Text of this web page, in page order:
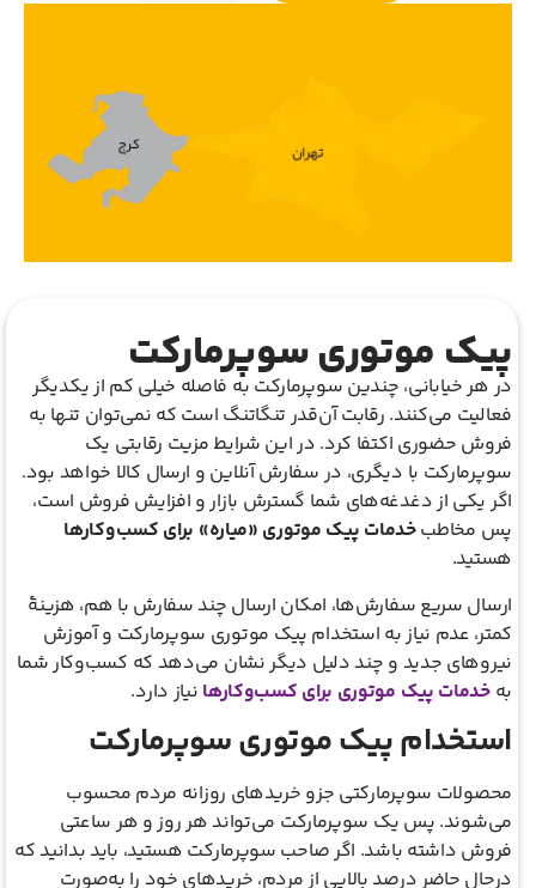
پیک موتوری سوپرمارکت
در هر خیابانی، چندین سوپرمارکت به فاصله خیلی کم از یکدیگر
فعالیت می‌کنند. رقابت آن‌قدر تنگاتنگ است که نمی‌توان تنها به
فروش حضوری اکتفا کرد. در این شرایط مزیت رقابتی یک
سوپرمارکت با دیگری، در سفارش آنلاین و ارسال کالا خواهد بود.
اگر یکی از دغدغه‌های شما گسترش بازار و افزایش فروش است،
پس مخاطبخدمات پیک موتوری «میاره» برای کسب‌وکارها
هستید.
ارسال سریع سفارش‌ها، امکان ارسال چند سفارش با هم، هزینۀ
کمتر، عدم نیاز به استخدام پیک موتوری سوپرمارکت و آموزش
نیروهای جدید و چند دلیل دیگر نشان می‌دهد که کسب‌وکار شما
بهخدمات پیک موتوری برای کسب‌وکارها نیاز دارد.
استخدام پیک موتوری سوپرمارکت
محصولات سوپرمارکتی جزو خریدهای روزانه مردم محسوب
می‌شوند. پس یک سوپرمارکت می‌تواند هر روز و هر ساعتی
فروش داشته باشد. اگر صاحب سوپرمارکت هستید، باید بدانید که
در‌حال حاضر درصد بالایی از مردم، خریدهای خود را به‌صورت